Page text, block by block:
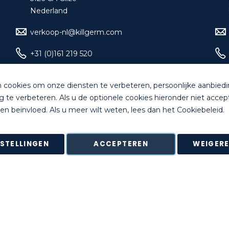
Nederland
verkoop-nl@killgerm.com
+31 (0)161 219 520
All rights reserved | Algemene Voorwaarden Bankgegevens
van bepaalde producten zoals maatwerk,
cookies om onze diensten te verbeteren, persoonlijke
te verbeteren. Als u de optionele cookies hieronder niet
beïnvloed. Als u meer wilt weten, lees dan het Cookiebeleid.
ACCEPTEREN